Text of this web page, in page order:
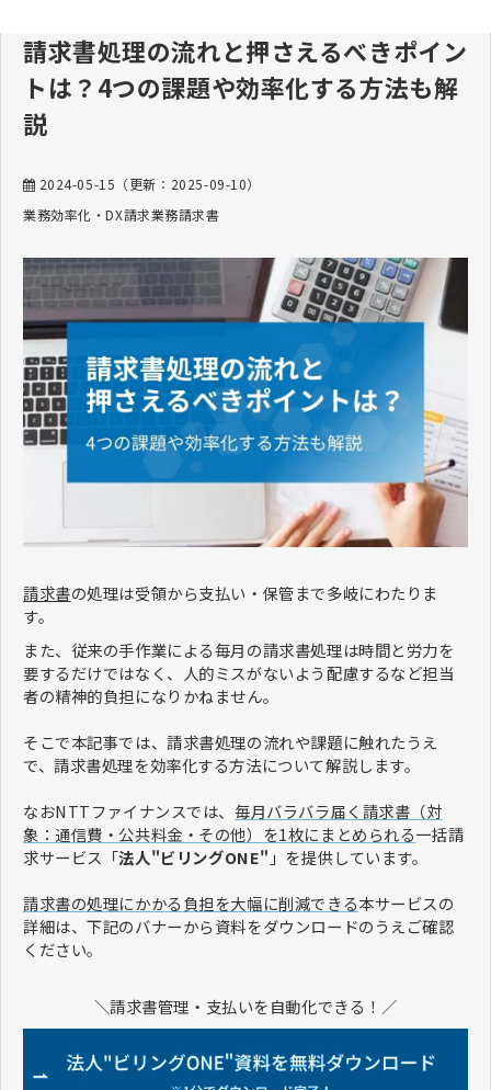
請求書処理の流れと押さえるべきポイン
トは？4つの課題や効率化する方法も解
説
2024-05-15 （更新： 2025-09-10）
業務効率化・DX請求業務請求書
請求書の処理は受領から支払い・保管まで多岐にわたりま
す。
また、従来の手作業による毎月の請求書処理は時間と労力を
要するだけではなく、人的ミスがないよう配慮するなど担当
者の精神的負担になりかねません。
そこで本記事では、請求書処理の流れや課題に触れたうえ
で、請求書処理を効率化する方法について解説します。
なおNTTファイナンスでは、毎月バラバラ届く請求書（対
象：通信費・公共料金・その他）を1枚にまとめられる一括請
求サービス「法人"ビリングONE" 」を提供しています。
請求書の処理にかかる負担を大幅に削減できる本サービスの
詳細は、下記のバナーから資料をダウンロードのうえご確認
ください。
＼請求書管理・支払いを自動化できる！／